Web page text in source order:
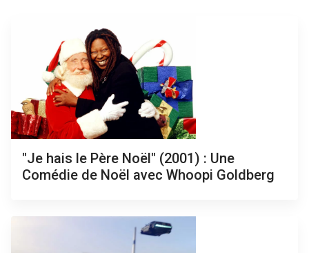
"Je hais le Père Noël" (2001) : Une
Comédie de Noël avec Whoopi Goldberg